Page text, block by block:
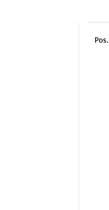
Pos.